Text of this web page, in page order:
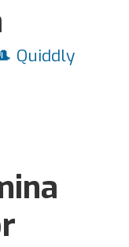
Quiddly